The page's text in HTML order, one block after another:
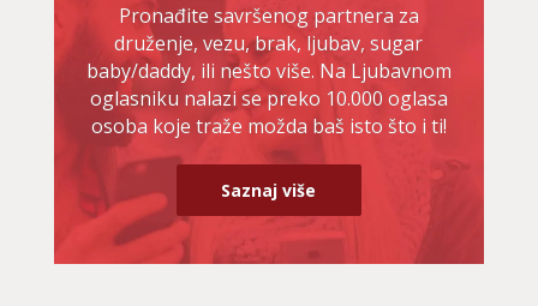
Pronađite savršenog partnera za
druženje, vezu, brak, ljubav, sugar
baby/daddy, ili nešto više. Na Ljubavnom
oglasniku nalazi se preko 10.000 oglasa
osoba koje traže možda baš isto što i ti!
Saznaj više